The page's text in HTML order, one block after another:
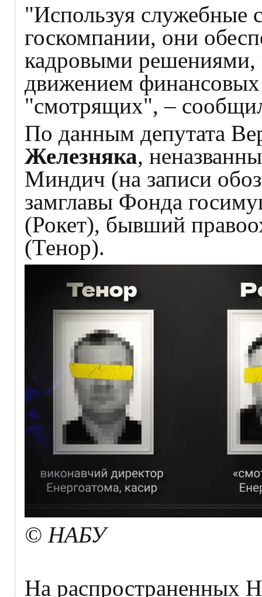
"Используя служебные
госкомпании, они
кадровыми решениями,
движением финансовых
"смотрящих", –
По данным депутата
Железняка,
Миндич (на записи
замглавы Фонда
(Рокет), бывший
(Тенор).
© НАБУ
На распространенных